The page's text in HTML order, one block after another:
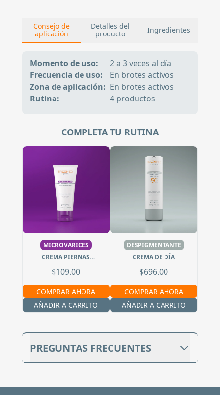
Consejo de
aplicación
Detalles del
producto
Ingredientes
Momento de uso:
2 a 3 veces al día
Frecuencia de uso:
En brotes activos
Zona de aplicación: En brotes activos
Rutina:
4 productos
COMPLETA TU RUTINA
MICROVARICES
CREMA PIERNAS
$109.00
COMPRAR AHORA
AÑADIR A CARRITO
DESPIGMENTANTE
CREMA DE DÍA
$696.00
COMPRAR AHORA
AÑADIR A CARRITO
PREGUNTAS FRECUENTES